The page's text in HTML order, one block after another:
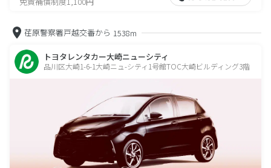
荏原警察署戸越交番から 1538m
トヨタレンタカー大崎ニューシティ
品川区大崎1-6-1大崎ニュ-シティ1号館TOC大崎ビルディング3階